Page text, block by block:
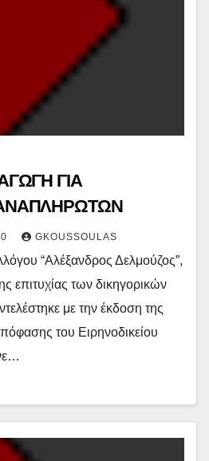
ΓΙΑ
GKOUSSOULAS
“Αλέξανδρος Δελμούζος”,
επιτυχίας των δικηγορικών
με την έκδοση της
του Ειρηνοδικείου